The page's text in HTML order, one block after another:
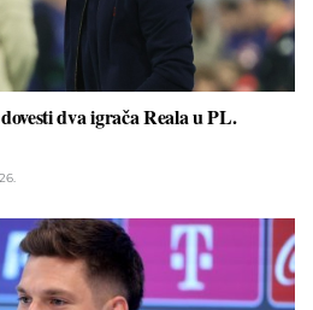
dva igrača Reala u PL.